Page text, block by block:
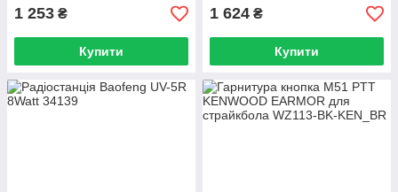
1 253 ₴
Купити
1 624 ₴
Купити